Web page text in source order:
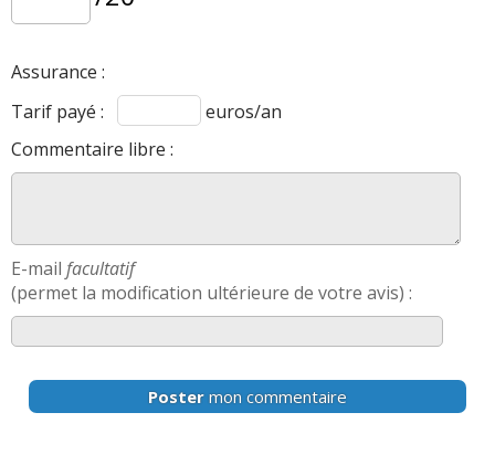
Assurance :
Tarif payé :
euros/an
Commentaire libre :
E-mail facultatif
(permet la modification ultérieure de votre avis) :
Poster mon commentaire